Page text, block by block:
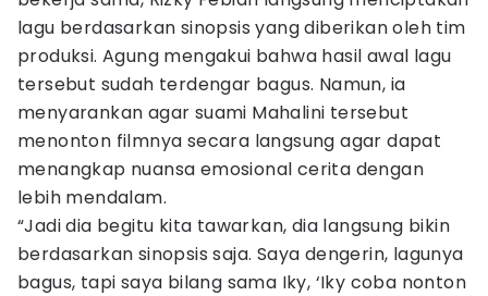
lagu berdasarkan sinopsis yang diberikan oleh tim
produksi. Agung mengakui bahwa hasil awal lagu
tersebut sudah terdengar bagus. Namun, ia
menyarankan agar suami Mahalini tersebut
menonton filmnya secara langsung agar dapat
menangkap nuansa emosional cerita dengan
lebih mendalam.
“Jadi dia begitu kita tawarkan, dia langsung bikin
berdasarkan sinopsis saja. Saya dengerin, lagunya
bagus, tapi saya bilang sama Iky, ‘Iky coba nonton